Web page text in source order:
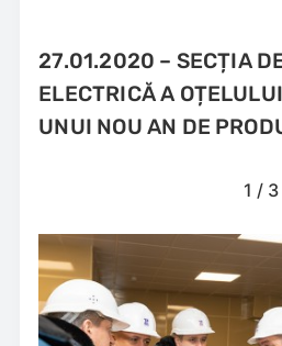
27.01.2020 – SECȚIA
ELECTRICĂ A
UNUI NOU AN DE
1 / 3